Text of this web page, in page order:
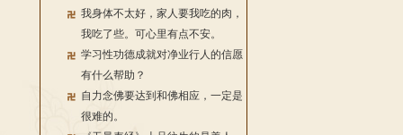
我身体不太好，家人要我吃的肉，
我吃了些。可心里有点不安。
学习性功德成就对净业行人的信愿
有什么帮助？
自力念佛要达到和佛相应，一定是
很难的。